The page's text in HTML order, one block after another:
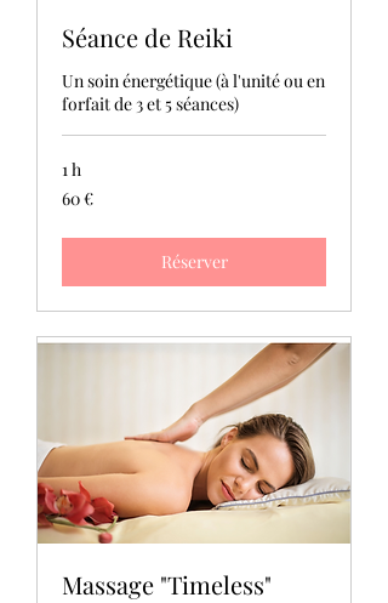
Séance de Reiki
Un soin énergétique (à l'unité ou en
forfait de 3 et 5 séances)
1 h
60
euros
60 €
Réserver
Massage "Timeless"